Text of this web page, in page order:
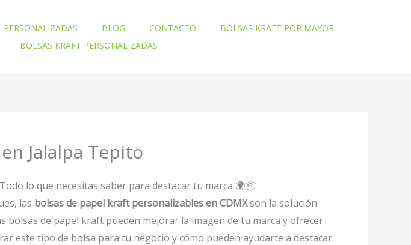
PERSONALIZADAS BLOG CONTACTO
BOLSAS KRAFT POR MAYOR
BOLSAS KRAFT PERSONALIZADAS
Jalalpa Tepito
lo que necesitas saber para destacar tu marca 🌍📦
las bolsas de papel kraft personalizables en CDMXson la solución
bolsas de papel kraft pueden mejorar la imagen de tu marca y ofrecer
este tipo de bolsa para tu negocio y cómo pueden ayudarte a destacar